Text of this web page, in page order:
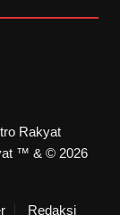
Rakyat
™ & © 2026
Redaksi